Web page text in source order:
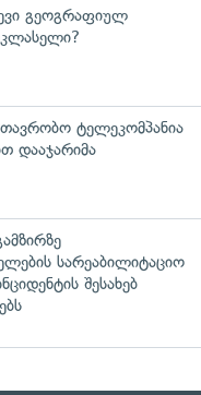
გეოგრაფიულ
ტელეკომპანია
დააჯარიმა
სარეაბილიტაციო
შესახებ